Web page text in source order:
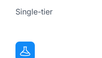
Single-tier